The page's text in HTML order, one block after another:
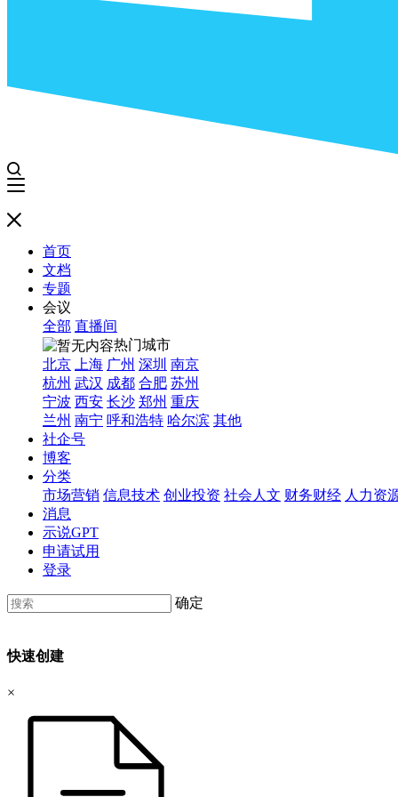
首页
文档
专题
会议
全部 直播间
热门城市
北京
上海 广州 深圳 南京
杭州 武汉 成都 合肥 苏州
宁波 西安 长沙 郑州 重庆
兰州 南宁 呼和浩特 哈尔滨 其他
社企号
博客
分类
市场营销 信息技术 创业投资 社会人文 财务财经 人力资
消息
示说GPT
申请试用
登录
确定
快速创建
×